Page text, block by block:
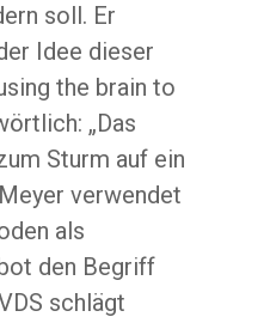
soll. Er
Idee dieser
the brain to
„Das
Sturm auf ein
verwendet
als
den Begriff
schlägt